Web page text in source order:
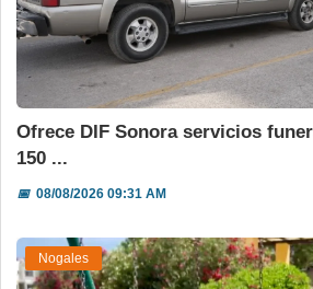
Ofrece DIF Sonora servicios
150 ...
📅08/08/2026 09:31 AM
Nogales